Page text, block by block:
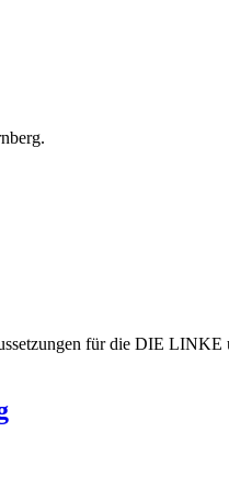
für die DIE